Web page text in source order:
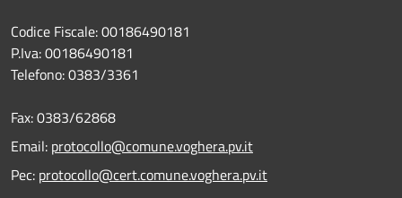
Codice Fiscale: 00186490181
P.Iva: 00186490181
Telefono:0383/3361
Fax:0383/62868
Email: protocollo@comune.voghera.pv.it
Pec: protocollo@cert.comune.voghera.pv.it